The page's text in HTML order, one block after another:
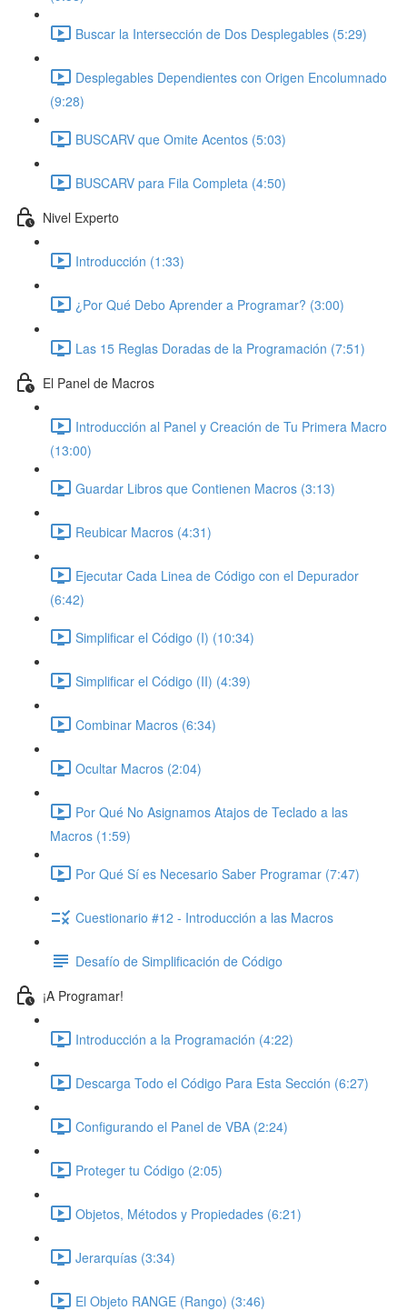
Buscar la Intersección de Dos Desplegables (5:29)
Desplegables Dependientes con Origen Encolumnado
(9:28)
BUSCARV que Omite Acentos (5:03)
BUSCARV para Fila Completa (4:50)
Nivel Experto
Introducción (1:33)
¿Por Qué Debo Aprender a Programar? (3:00)
Las 15 Reglas Doradas de la Programación (7:51)
El Panel de Macros
Introducción al Panel y Creación de Tu Primera Macro
(13:00)
Guardar Libros que Contienen Macros (3:13)
Reubicar Macros (4:31)
Ejecutar Cada Linea de Código con el Depurador
(6:42)
Simplificar el Código (I) (10:34)
Simplificar el Código (II) (4:39)
Combinar Macros (6:34)
Ocultar Macros (2:04)
Por Qué No Asignamos Atajos de Teclado a las
Macros (1:59)
Por Qué Sí es Necesario Saber Programar (7:47)
Cuestionario #12 - Introducción a las Macros
Desafío de Simplificación de Código
¡A Programar!
Introducción a la Programación (4:22)
Descarga Todo el Código Para Esta Sección (6:27)
Configurando el Panel de VBA (2:24)
Proteger tu Código (2:05)
Objetos, Métodos y Propiedades (6:21)
Jerarquías (3:34)
El Objeto RANGE (Rango) (3:46)